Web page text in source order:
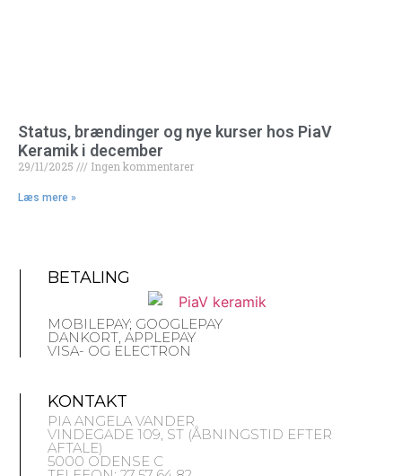
Status, brændinger og nye kurser hos PiaV
Keramik i december
29/11/2025 Ingen kommentarer
Læs mere »
BETALING
MOBILEPAY; GOOGLEPAY
DANKORT, APPLEPAY
VISA- OG ELECTRON
KONTAKT
PIA ANGELA VANDER
VINDEGADE 109, ST (ÅBNINGSTID EFTER
AFTALE)
5000 ODENSE C